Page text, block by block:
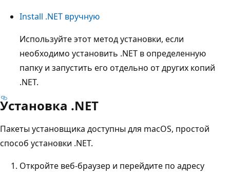
Install .NET вручную
Используйте этот метод установки, если
необходимо установить .NET в определенную
папку и запустить его отдельно от других копий
.NET.
Установка .NET
Пакеты установщика доступны для macOS, простой
способ установки .NET.
Откройте веб-браузер и перейдите по адресу